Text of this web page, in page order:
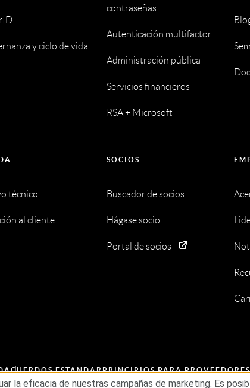
y ciclo de vida
contraseñas
Autenticación multifactor
Administración pública
Servicios financieros
RSA + Microsoft
técnico
al cliente
SOCIOS
Buscador de socios
Hágase socio
Portal de socios
ACUERDOS ESTÁNDAR PRINCIPIOS PARA PROVEEDORES
la eficacia de nuestras campañas de marketing. Es